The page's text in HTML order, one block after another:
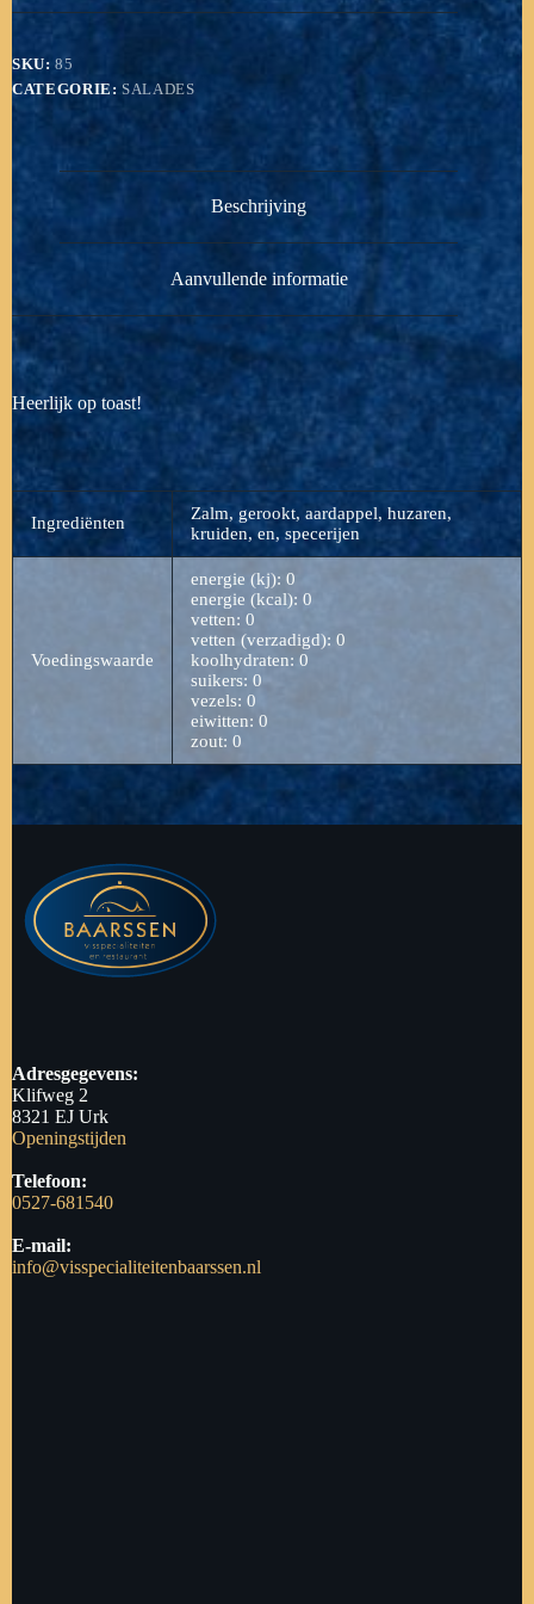
SKU:85
CATEGORIE:SALADES
Beschrijving
Aanvullende informatie
Heerlijk op toast!
Ingrediënten
Zalm, gerookt, aardappel, huzaren,
kruiden, en, specerijen
Voedingswaarde
energie (kj): 0
energie (kcal): 0
vetten: 0
vetten (verzadigd): 0
koolhydraten: 0
suikers: 0
vezels: 0
eiwitten: 0
zout: 0
Adresgegevens:
Klifweg 2
8321 EJ Urk
Openingstijden
Telefoon:
0527-681540
E-mail:
info@visspecialiteitenbaarssen.nl